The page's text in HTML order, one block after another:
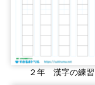
２年 漢字の練